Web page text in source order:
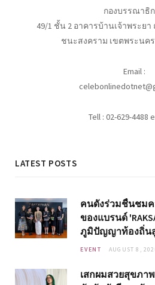
กองบรรณาธิ
49/1 ชั้น 2 อาคารบ้านเจ้าพระย
ชนะสงคราม เขตพระนคร
Email :
Tell : 02-629-4488
LATEST POSTS
คนดังร่วมชื่นชม
ของแบรนด์
ภูมิปัญญาท้องถิ่น
EVENT AUGUST 8,
เสกผมสวยสุขภา